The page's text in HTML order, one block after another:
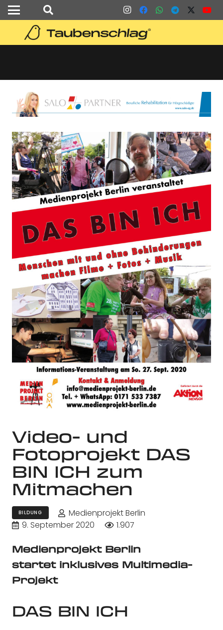
Video- und
Fotoprojekt DAS
BIN ICH zum
Mitmachen
BILDUNG
Medienprojekt Berlin
9. September 2020
1.907
Medienprojekt Berlin
startetinklusives Multimedia-
Projekt
DAS BIN ICH